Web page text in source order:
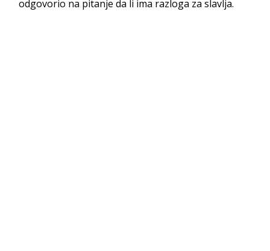
odgovorio na pitanje da li ima razloga za slavlja.